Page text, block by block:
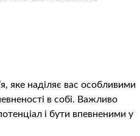
яке наділяє вас особливими
в собі. Важливо
і бути впевненими у